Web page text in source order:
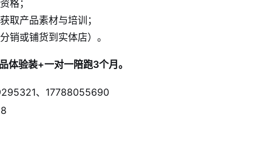
格；
取产品素材与培训；
销或铺货到实体店）。
体验装+一对一陪跑3个月。
、17788055690